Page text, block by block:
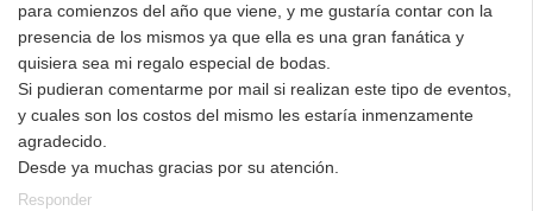
para comienzos del año que viene, y me gustaría contar con la
presencia de los mismos ya que ella es una gran fanática y
quisiera sea mi regalo especial de bodas.
Si pudieran comentarme por mail si realizan este tipo de eventos,
y cuales son los costos del mismo les estaría inmenzamente
agradecido.
Desde ya muchas gracias por su atención.
Responder